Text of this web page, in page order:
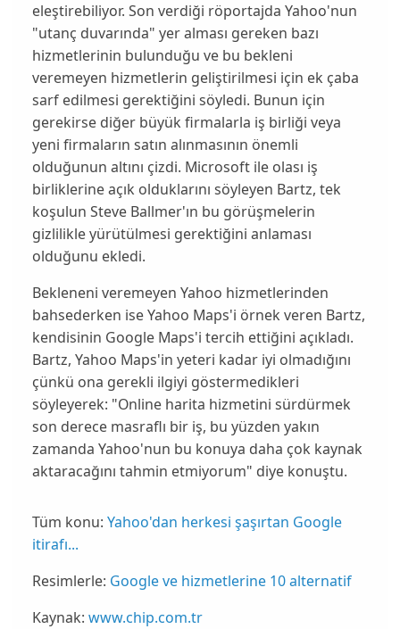
eleştirebiliyor. Son verdiği röportajda Yahoo'nun
"utanç duvarında" yer alması gereken bazı
hizmetlerinin bulunduğu ve bu bekleni
veremeyen hizmetlerin geliştirilmesi için ek çaba
sarf edilmesi gerektiğini söyledi. Bunun için
gerekirse diğer büyük firmalarla iş birliği veya
yeni firmaların satın alınmasının önemli
olduğunun altını çizdi. Microsoft ile olası iş
birliklerine açık olduklarını söyleyen Bartz, tek
koşulun Steve Ballmer'ın bu görüşmelerin
gizlilikle yürütülmesi gerektiğini anlaması
olduğunu ekledi.
Bekleneni veremeyen Yahoo hizmetlerinden
bahsederken iseYahoo Maps'i örnek veren Bartz,
kendisinin Google Maps'i tercih ettiğini açıkladı.
Bartz, Yahoo Maps'in yeteri kadar iyi olmadığını
çünkü ona gerekli ilgiyi göstermedikleri
söyleyerek: "Online harita hizmetini sürdürmek
son derece masraflı bir iş, bu yüzden yakın
zamanda Yahoo'nun bu konuya daha çok kaynak
aktaracağını tahmin etmiyorum" diye konuştu.
Tüm konu: Yahoo'dan herkesi şaşırtan Google
itirafı...
Resimlerle: Google ve hizmetlerine 10 alternatif
Kaynak: www.chip.com.tr